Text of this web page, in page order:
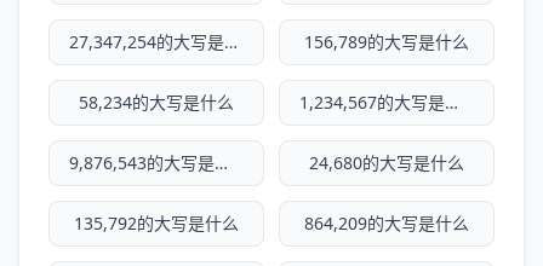
27,347,254的大写是什么 156,789的大写是什么
58,234的大写是什么 1,234,567的大写是什么
9,876,543的大写是什么 24,680的大写是什么
135,792的大写是什么 864,209的大写是什么